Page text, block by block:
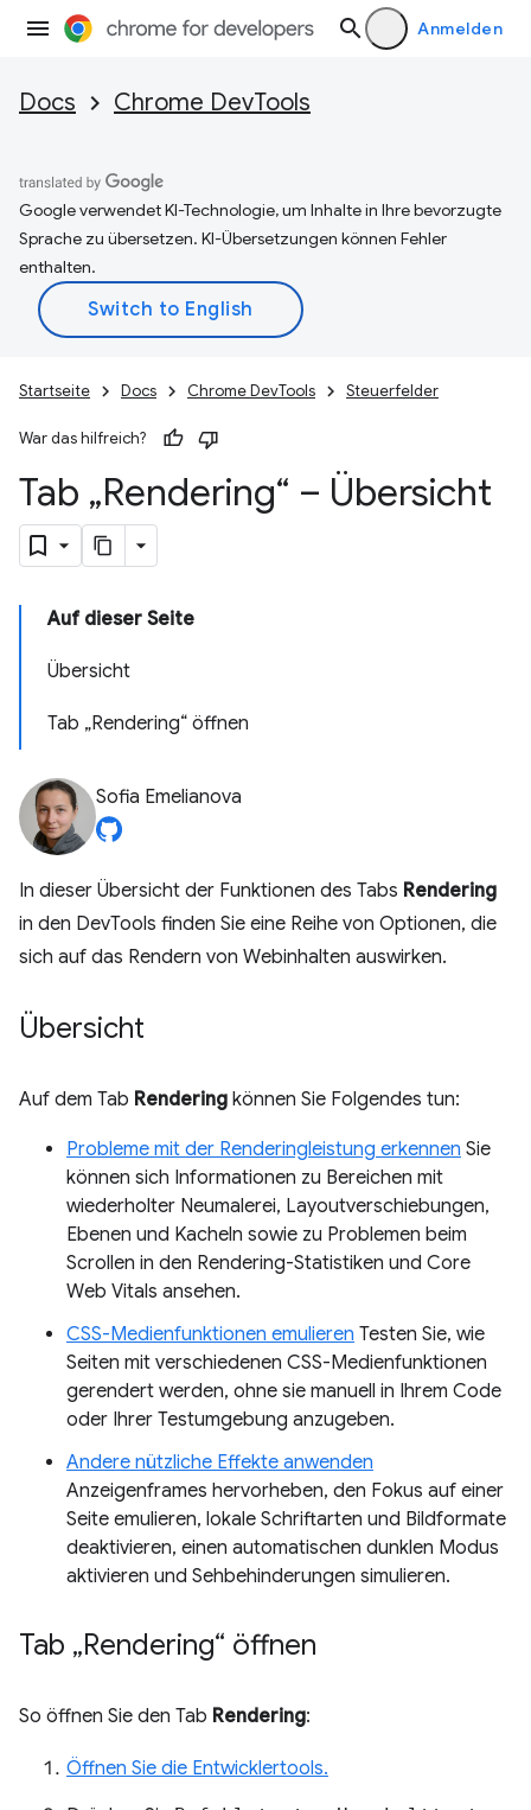
Anmelden
Docs Chrome DevTools
Google verwendet KI-Technologie, um Inhalte in Ihre bevorzugte
Sprache zu übersetzen. KI-Übersetzungen können Fehler
enthalten.
Startseite Docs Chrome DevTools Steuerfelder
War das hilfreich?
Tab „Rendering“ – Übersicht
Auf dieser Seite
Übersicht
Tab „Rendering“ öffnen
Sofia Emelianova
In dieser Übersicht der Funktionen des Tabs Rendering
in den DevTools finden Sie eine Reihe von Optionen, die
sich auf das Rendern von Webinhalten auswirken.
Übersicht
Auf dem Tab Rendering können Sie Folgendes tun:
Probleme mit der Renderingleistung erkennen Sie
können sich Informationen zu Bereichen mit
wiederholter Neumalerei, Layoutverschiebungen,
Ebenen und Kacheln sowie zu Problemen beim
Scrollen in den Rendering-Statistiken und Core
Web Vitals ansehen.
CSS-Medienfunktionen emulieren Testen Sie, wie
Seiten mit verschiedenen CSS-Medienfunktionen
gerendert werden, ohne sie manuell in Ihrem Code
oder Ihrer Testumgebung anzugeben.
Andere nützliche Effekte anwenden
Anzeigenframes hervorheben, den Fokus auf einer
Seite emulieren, lokale Schriftarten und Bildformate
deaktivieren, einen automatischen dunklen Modus
aktivieren und Sehbehinderungen simulieren.
Tab „Rendering“ öffnen
So öffnen Sie den Tab Rendering:
Öffnen Sie die Entwicklertools.